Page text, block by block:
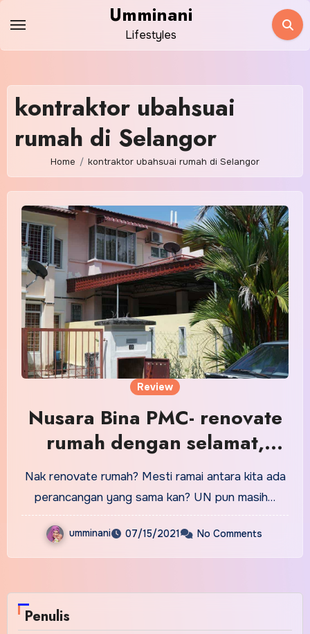
content
Umminani
Lifestyles
kontraktor ubahsuai
rumah di Selangor
Home kontraktor ubahsuai rumah di Selangor
Review
Nusara Bina PMC- renovate
rumah dengan selamat,
rumah pun cantik dan
selesa.
Nak renovate rumah? Mesti ramai antara kita ada
perancangan yang sama kan? UN pun masih…
umminani 07/15/2021 No Comments
Penulis